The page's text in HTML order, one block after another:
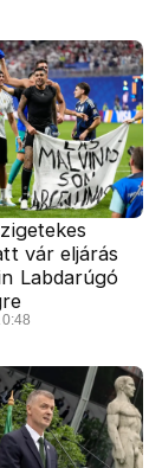
vár eljárás
Labdarúgó